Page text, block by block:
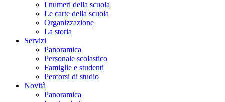
I numeri della scuola
Le carte della scuola
Organizzazione
La storia
Servizi
Panoramica
Personale scolastico
Famiglie e studenti
Percorsi di studio
Novità
Panoramica